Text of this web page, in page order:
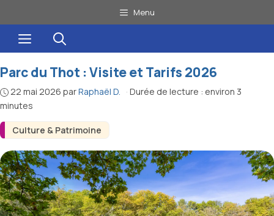
au
contenu
Menu
Menu
Culture & Patrimoine
Parc du Thot : Visite et Tarifs 2026
22 mai 2026 parRaphaël D. · Durée de lecture : environ 3
minutes